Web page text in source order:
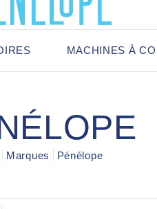
MACHINES À
Marques Pénélope